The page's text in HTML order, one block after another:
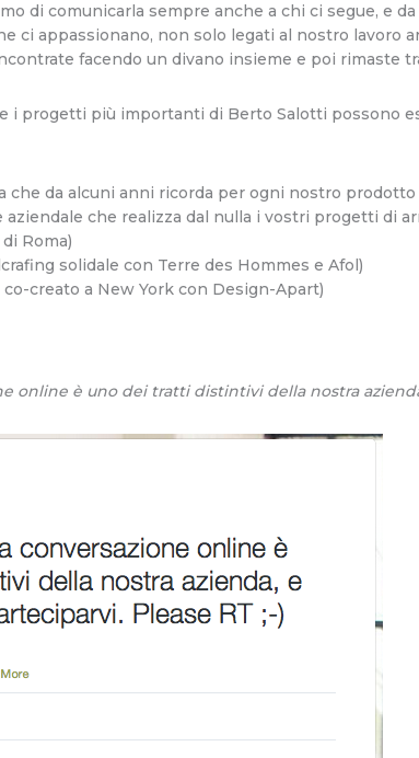
di comunicarla sempre anche a chi ci segue, e
ci appassionano, non solo legati al nostro lavoro
facendo un divano insieme e poi rimaste
i progetti più importanti di Berto Salotti possono
che da alcuni anni ricorda per ogni nostro
aziendale che realizza dal nulla i vostri progetti di
Roma)
solidale con Terre des Hommes e Afol)
co-creato a New York con Design-Apart)
online è uno dei tratti distintivi della nostra